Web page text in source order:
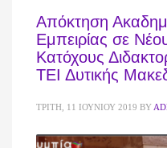
Απόκτηση
Εμπειρίας σε
Κατόχους
ΤΕΙ Δυτικής
ΤΡΊΤΗ, 11 ΙΟΥΝΊΟΥ 2019 BY